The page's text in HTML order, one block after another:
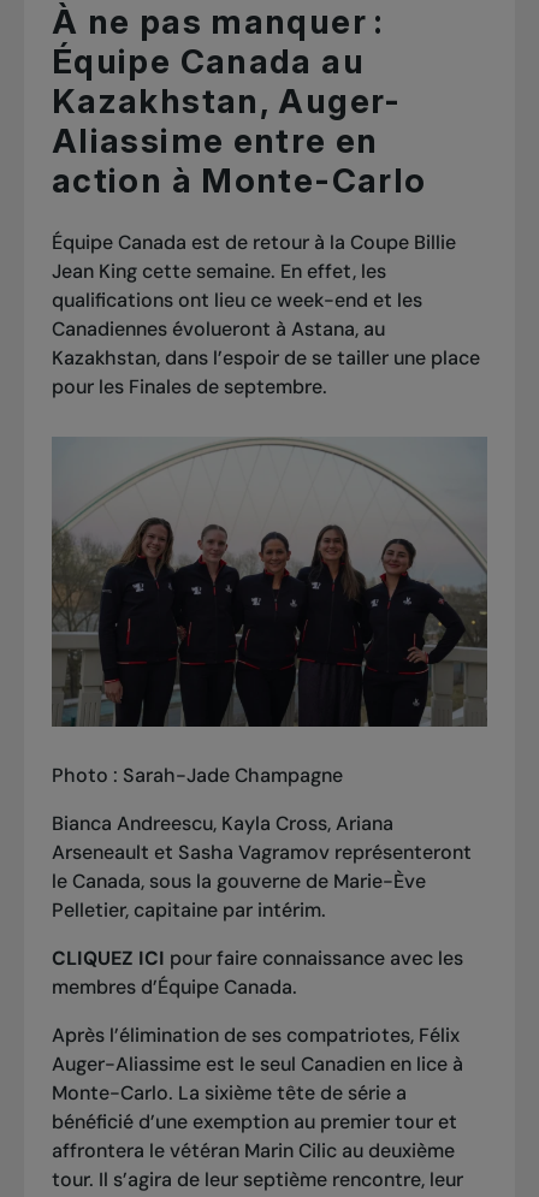
À ne pas manquer :
Équipe Canada au
Kazakhstan, Auger-
Aliassime entre en
action à Monte-Carlo
Équipe Canada est de retour à la Coupe Billie
Jean King cette semaine. En effet, les
qualifications ont lieu ce week-end et les
Canadiennes évolueront à Astana, au
Kazakhstan, dans l’espoir de se tailler une place
pour les Finales de septembre.
Photo : Sarah-Jade Champagne
Bianca Andreescu, Kayla Cross, Ariana
Arseneault et Sasha Vagramov représenteront
le Canada, sous la gouverne de Marie-Ève
Pelletier, capitaine par intérim.
CLIQUEZ ICI pour faire connaissance avec les
membres d’Équipe Canada.
Après l’élimination de ses compatriotes, Félix
Auger-Aliassime est le seul Canadien en lice à
Monte-Carlo. La sixième tête de série a
bénéficié d’une exemption au premier tour et
affrontera le vétéran Marin Cilic au deuxième
tour. Il s’agira de leur septième rencontre, leur